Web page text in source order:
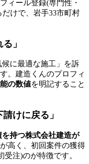
ィール登録(専門性・
けで、岩手33市町村
」
に最適な施工」を訴
。建造くんのプロフィ
の数値を明記すること
けに戻る」
を持つ株式会社建造が
高く、初回案件の獲得
注)のが特徴です。